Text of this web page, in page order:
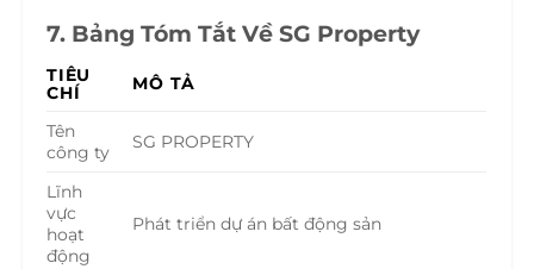
7. Bảng Tóm Tắt Về SG Property
TIÊU
CHÍ
MÔ TẢ
Tên
công ty
SG PROPERTY
Lĩnh
vực
hoạt
động
Phát triển dự án bất động sản